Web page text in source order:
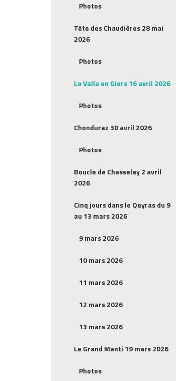
Photos
Tête des Chaudières 28 mai
2026
Photos
La Valla en Giers 16 avril 2026
Photos
Chonduraz 30 avril 2026
Photos
Boucle de Chasselay 2 avril
2026
Cinq jours dans le Qeyras du 9
au 13 mars 2026
9 mars 2026
10 mars 2026
11 mars 2026
12 mars 2026
13 mars 2026
Le Grand Manti 19 mars 2026
Photos